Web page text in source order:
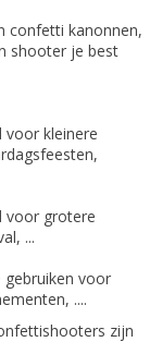
confetti kanonnen,
shooter je best
voor kleinere
voor grotere
...
voor
....
zijn